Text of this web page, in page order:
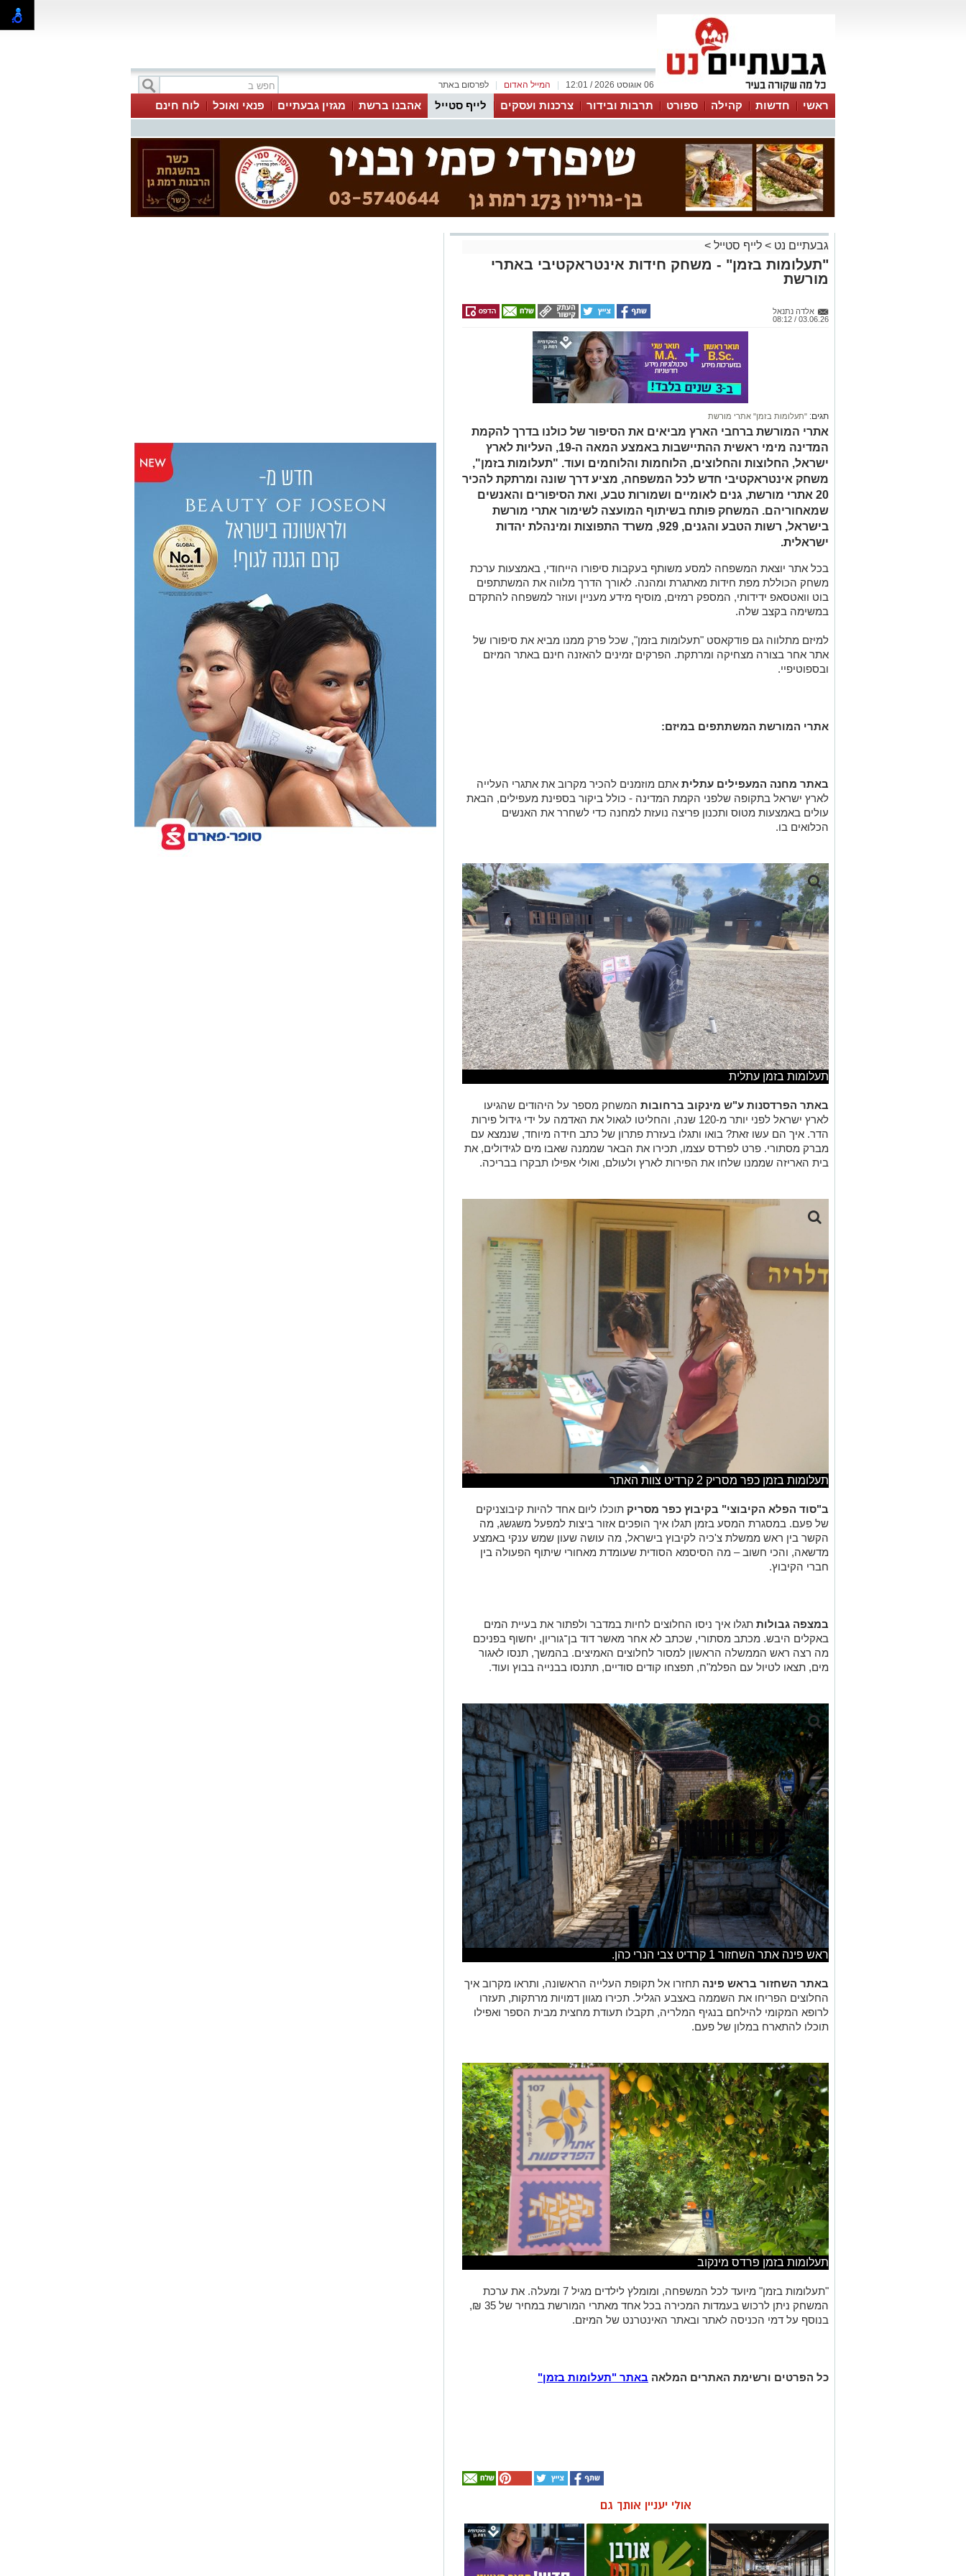
לפרסום באתר המייל האדום 06 אוגוסט 2026 / 12:01
ראשי חדשות קהילה ספורט תרבות ובידור צרכנות ועסקים לייף סטייל אהבנו ברשת מגזין גבעתיים פנאי ואוכל לוח חינם
גבעתיים נט > לייף סטייל >
"תעלומות בזמן" - משחק חידות אינטראקטיבי באתרי
מורשת
אלדה נתנאל
03.06.26 / 08:12
"תעלומות בזמן" אתרי מורשת
אתרי המורשת ברחבי הארץ מביאים את הסיפור של כולנו בדרך להקמת
המדינה מימי ראשית ההתיישבות באמצע המאה ה-19, העליות לארץ
ישראל, החלוצות והחלוצים, הלוחמות והלוחמים ועוד. "תעלומות בזמן",
משחק אינטראקטיבי חדש לכל המשפחה, מציע דרך שונה ומרתקת להכיר
20 אתרי מורשת, גנים לאומיים ושמורות טבע, ואת הסיפורים והאנשים
שמאחוריהם. המשחק פותח בשיתוף המועצה לשימור אתרי מורשת
בישראל, רשות הטבע והגנים, 929, משרד התפוצות ומינהלת יהדות
ישראלית.
בכל אתר יוצאת המשפחה למסע משותף בעקבות סיפורו הייחודי, באמצעות ערכת
משחק הכוללת מפת חידות מאתגרת ומהנה. לאורך הדרך מלווה את המשתתפים
בוט וואטסאפ ידידותי, המספק רמזים, מוסיף מידע מעניין ועוזר למשפחה להתקדם
במשימה בקצב שלה.
למיזם מתלווה גם פודקאסט "תעלומות בזמן", שכל פרק ממנו מביא את סיפורו של
אתר אחר בצורה מצחיקה ומרתקת. הפרקים זמינים להאזנה חינם באתר המיזם
אתרי המורשת המשתתפים במיזם:
תעלומות בזמן עתלית
באתר הפרדסנות ע"ש מינקוב ברחובותהמשחק מספר על היהודים שהגיעו
לארץ ישראל לפני יותר מ-120 שנה, והחליטו לגאול את האדמה על ידי גידול פירות
הדר. איך הם עשו זאת? בואו ותגלו בעזרת פתרון של כתב חידה מיוחד, שנמצא עם
מברק מסתורי. פרט לפרדס עצמו, תכירו את הבאר שממנה שאבו מים לגידולים, את
בית האריזה שממנו שלחו את הפירות לארץ ולעולם, ואולי אפילו תבקרו בבריכה.
תעלומות בזמן כפר מסריק 2 קרדיט צוות האתר
ב"סוד הפלא הקיבוצי" בקיבוץ כפר מסריק
תוכלו ליום אחד להיות קיבוצניקים
של פעם. במסגרת המסע בזמן תגלו איך הופכים אזור ביצות למפעל משגשג, מה
הקשר בין ראש ממשלת צ'כיה לקיבוץ בישראל, מה עושה שעון שמש ענקי באמצע
מדשאה, והכי חשוב – מה הסיסמא הסודית שעומדת מאחורי שיתוף הפעולה בין
חברי הקיבוץ.
במצפה גבולות
תגלו איך ניסו החלוצים לחיות במדבר ולפתור את בעיית המים
באקלים היבש. מכתב מסתורי, שכתב לא אחר מאשר דוד בן־גוריון, יחשוף בפניכם
ראש פינה אתר השחזור 1 קרדיט צבי הנרי כהן.
באתר השחזור בראש פינהתחזרו אל תקופת העלייה הראשונה, ותראו מקרוב איך
החלוצים הפריחו את השממה באצבע הגליל. תכירו מגוון דמויות מרתקות, תעזרו
לרופא המקומי להילחם בנגיף המלריה, תקבלו תעודת מחצית מבית הספר ואפילו
תוכלו להתארח במלון של פעם.
תעלומות בזמן פרדס מינקוב
"תעלומות בזמן" מיועד לכל המשפחה, ומומלץ לילדים מגיל 7 ומעלה. את ערכת
המשחק ניתן לרכוש בעמדות המכירה בכל אחד מאתרי המורשת במחיר של 35 ₪,
בנוסף על דמי הכניסה לאתר ובאתר האינטרנט של המיזם.
כל הפרטים ורשימת האתרים המלאה באתר "תעלומות בזמן"
פנתרה -חלל משותף
ומרכז לאירועים עסקיים
ופרטיים ועוד לפרטים
קפיצה קטנה קנייה
גדולה: הסופר השכונתי
שמביא את כוח הרשתות
חדש - תואר ראשון
במערכות מידע
בשנתיים בלבד